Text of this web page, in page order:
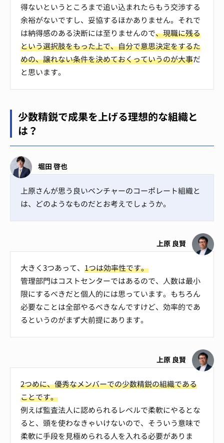
得ないというところまで追い込まれたらもう交渉する
余裕がないですし、妥協するほかありません。それで
は納得感のある決断には至りませんので、現職に残る
という選択肢をもった上で、自分で意思決定をするた
めの、譲れない条件を決めておくっていうのが大事だ
と思います。
少数精鋭で成果を上げる理想的な組織と
は？
堀田 啓也
上原さんが思う良いベンチャーのコーポレート組織と
は、どのようなものだとお考えでしょうか。
上原 良賢
大きく3つあって、 1つは効率性です。
管理部門はコストセンターではあるので、人数は最小
限にするべきだと個人的には思っています。もちろん
必要なことは全部やるべきなんですけど、効率的であ
るというのがまず大前提にあります。
上原 良賢
2つめに、優秀なメンバーでの少数精鋭の組織である
ことです。
例えば監査法人に認められるレベルで柔軟にやるとな
ると、頭を使わなきゃいけないので、そういう意味で
柔軟に手段を見極められる人を入れる必要がありま